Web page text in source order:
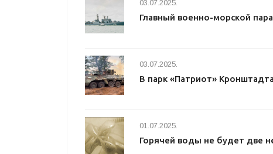
03.07.2025.
Главный военно-морской
03.07.2025.
В парк «Патриот»
01.07.2025.
Горячей воды не будет две